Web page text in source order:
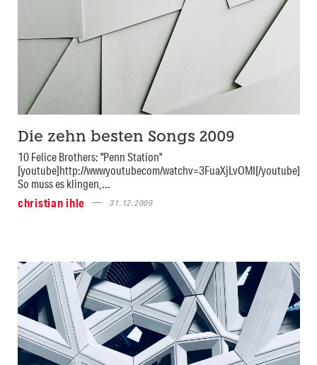
Die zehn besten Songs 2009
10 Felice Brothers: "Penn Station"
[youtube]http://wwwyoutubecom/watchv=3FuaXjLvOMI[/youtube]
So muss es klingen,...
christian ihle
31.12.2009